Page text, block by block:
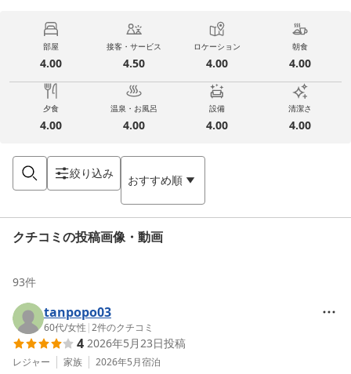
部屋
4.00
接客・サービス
4.50
ロケーション
4.00
朝食
4.00
夕食
4.00
温泉・お風呂
4.00
設備
4.00
清潔さ
4.00
絞り込み おすすめ順
クチコミの投稿画像・動画
93件
tanpopo03
60代/女性 |2件のクチコミ
4 2026年5月23日投稿
レジャー 家族 2026年5月宿泊